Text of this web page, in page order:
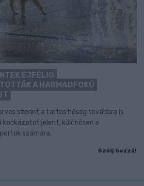
ÉJFÉLIG
A HARMADFOKÚ
szerint a tartós hőség továbbra is
kockázatot jelent, különösen a
számára.
Szólj hozzá!